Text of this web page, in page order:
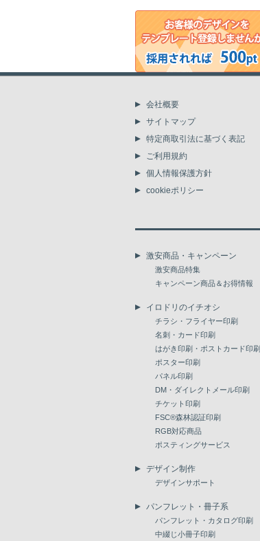
会社概要
サイトマップ
特定商取引法に基づく表記
ご利用規約
個人情報保護方針
cookieポリシー
激安商品・キャンペーン
激安商品特集
キャンペーン商品＆お得情報
イロドリのイチオシ
チラシ・フライヤー印刷
名刺・カード印刷
はがき印刷・ポストカード印刷
ポスター印刷
パネル印刷
DM・ダイレクトメール印刷
チケット印刷
FSC®森林認証印刷
RGB対応商品
ポスティングサービス
デザイン制作
デザインサポート
パンフレット・冊子系
パンフレット・カタログ印刷
中綴じ小冊子印刷